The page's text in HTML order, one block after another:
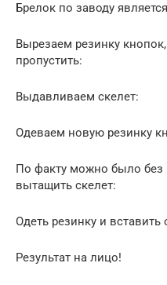
Брелок по заводу
Вырезаем резинку
пропустить:
Выдавливаем скелет:
Одеваем новую резинку
По факту можно было без
вытащить скелет:
Одеть резинку и вставить
Результат на лицо!